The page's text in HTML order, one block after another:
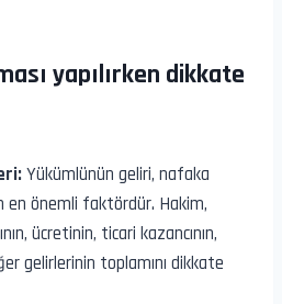
yapılırken dikkate
Yükümlünün geliri, nafaka
en önemli faktördür. Hakim,
ücretinin, ticari kazancının,
gelirlerinin toplamını dikkate